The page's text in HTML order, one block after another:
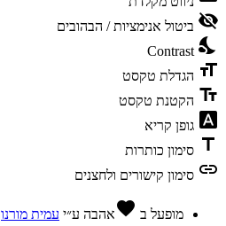
visibility_off ביטול אנימציות / הבהובים
nights_stay
Contrast
format_size הגדלת טקסט
text_fields הקטנת טקסט
font_download גופן קריא
title סימון כותרות
link סימון קישורים ולחצנים
מופעל ב favoriteאהבה ע״י עמית מורנו